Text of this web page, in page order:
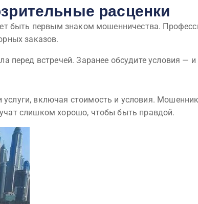
расценки
быть первым знаком мошенничества.
заказов.
перед встречей. Заранее обсудите условия —
включая стоимость и условия.
слишком хорошо, чтобы быть правдой.